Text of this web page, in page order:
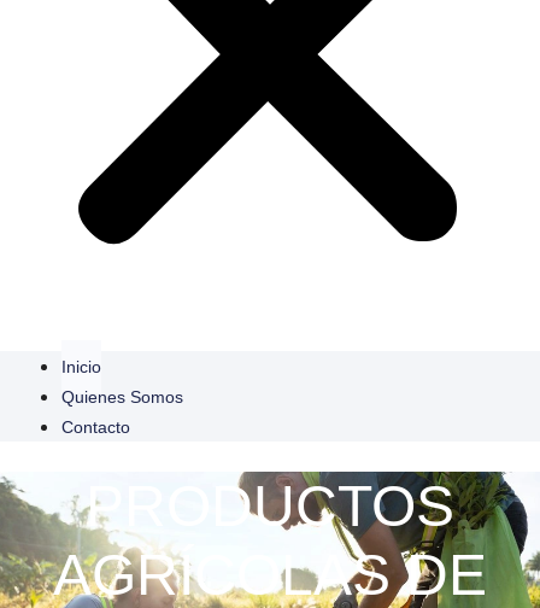
Inicio
Quienes Somos
Contacto
PRODUCTOS
AGRÍCOLAS DE